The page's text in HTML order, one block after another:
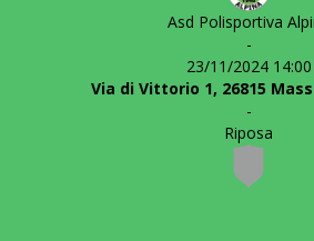
Asd Polisportiva
-
23/11/2024 14:00
Via di Vittorio 1, 26815
-
Riposa